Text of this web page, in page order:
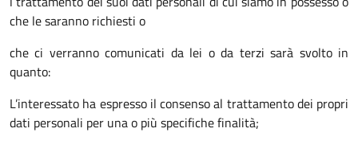
che le saranno richiesti o
che ci verranno comunicati da lei o da terzi sarà svolto in
quanto:
L’interessato ha espresso il consenso al trattamento dei propri
dati personali per una o più specifiche finalità;